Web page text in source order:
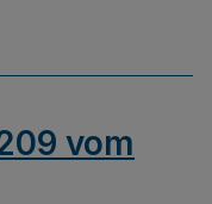
vom